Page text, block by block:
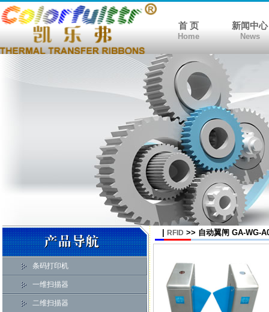
首 页
Home
新闻中心
News
条码打印机
一维扫描器
二维扫描器
RFID >> 自动翼闸 GA-WG-